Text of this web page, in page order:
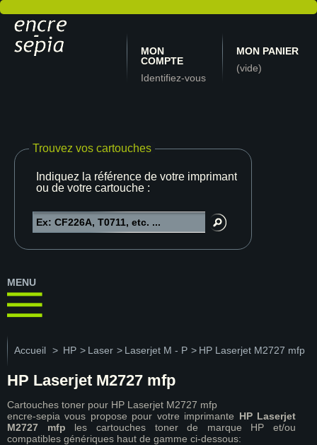
MON
COMPTE
Identifiez-vous
MON PANIER
(vide)
Trouvez vos cartouches
Indiquez la référence de votre imprimante
ou de votre cartouche :
MENU
Accueil > HP > Laser > Laserjet M - P > HP Laserjet M2727 mfp
HP Laserjet M2727 mfp
Cartouches toner pour HP Laserjet M2727 mfp
encre-sepia vous propose pour votre imprimante HP Laserjet
M2727 mfp les cartouches toner de marque HP et/ou
compatibles génériques haut de gamme ci-dessous: